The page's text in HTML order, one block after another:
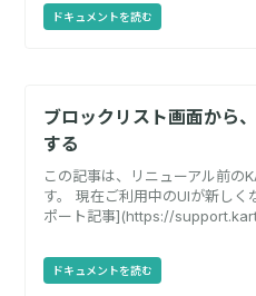
ドキュメントを読む
ブロックリスト画面から
する
この記事は、リニューアル前の
す。 現在ご利用中のUIが新し
ポート記事](https://
ドキュメントを読む